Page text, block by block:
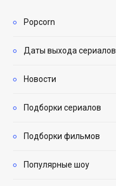
Popcorn
Даты выхода сериалов
Новости
Подборки сериалов
Подборки фильмов
Популярные шоу